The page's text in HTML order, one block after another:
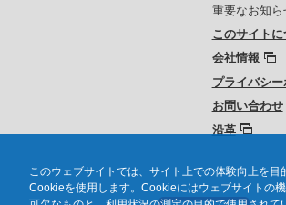
このウェブサイトでは、サイト上での体験向上を目
Cookieを使用します。Cookieにはウェブサイトの
重要なお知ら
このサイトに
会社情報
プライバシ
お問い合わせ
沿革